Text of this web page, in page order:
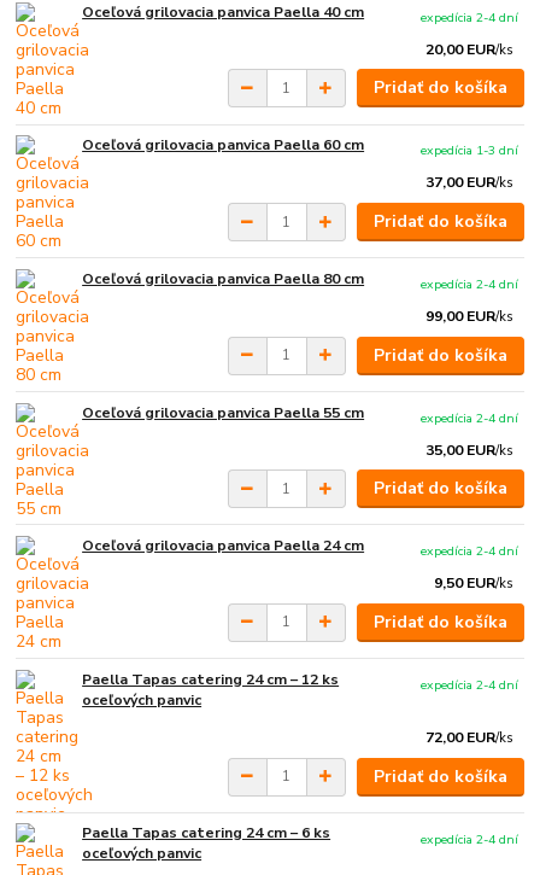
Oceľová grilovacia panvica Paella 40 cm
20,00 EUR/ks
expedícia 2-4 dní
Pridať do košíka
Oceľová grilovacia panvica Paella 60 cm
37,00 EUR/ks
expedícia 1-3 dní
Pridať do košíka
Oceľová grilovacia panvica Paella 80 cm
99,00 EUR/ks
expedícia 2-4 dní
Pridať do košíka
Oceľová grilovacia panvica Paella 55 cm
35,00 EUR/ks
expedícia 2-4 dní
Pridať do košíka
Oceľová grilovacia panvica Paella 24 cm
9,50 EUR/ks
expedícia 2-4 dní
Pridať do košíka
Paella Tapas catering 24 cm – 12 ks
oceľových panvic
72,00 EUR/ks
expedícia 2-4 dní
Pridať do košíka
Paella Tapas catering 24 cm – 6 ks
oceľových panvic
expedícia 2-4 dní